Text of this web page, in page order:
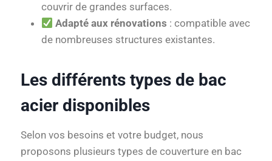
couvrir de grandes surfaces.
Adapté aux rénovations : compatible avec
de nombreuses structures existantes.
Les différents types de bac
acier disponibles
Selon vos besoins et votre budget, nous
proposons plusieurs types de couverture en bac